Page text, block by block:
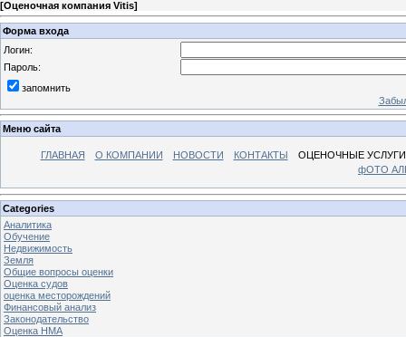
[Оценочная компания Vitis]
Форма входа
Логин:
Пароль:
запомнить
Меню сайта
ГЛАВНАЯ О КОМПАНИИ НОВОСТИ КОНТАКТЫ
ОЦЕНОЧНЫЕ УСЛУГИ
фОТО
Categories
Аналитика
Обучение
Недвижимость
Земля
Общие вопросы оценки
Оценка судов
оценка месторождений
Финансовый анализ
Законодательство
Оценка НМА